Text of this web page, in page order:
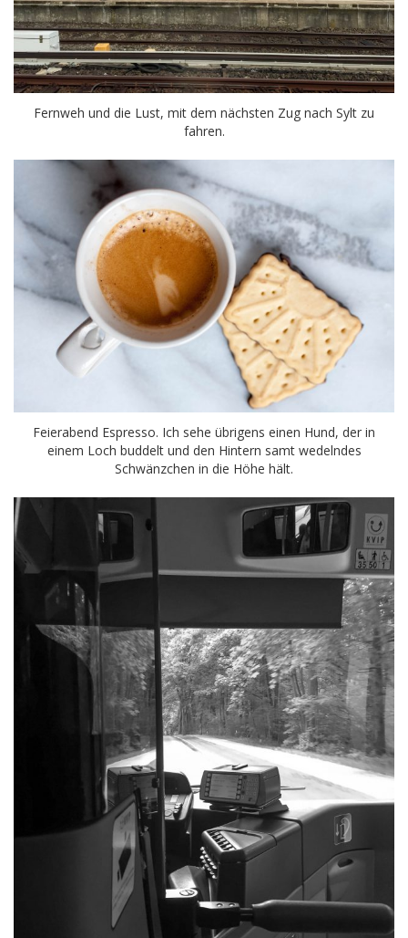
Fernweh und die Lust, mit dem nächsten Zug nach Sylt zu
fahren.
Feierabend Espresso. Ich sehe übrigens einen Hund, der in
einem Loch buddelt und den Hintern samt wedelndes
Schwänzchen in die Höhe hält.